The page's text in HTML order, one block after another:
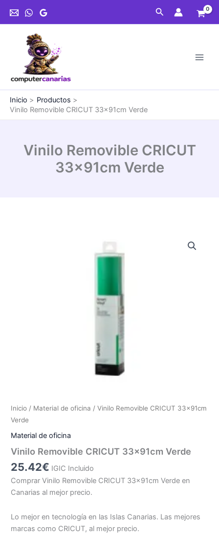
Buscar
Inicio
Productos
Vinilo Removible CRICUT 33x91cm Verde
Vinilo Removible CRICUT
33x91cm Verde
Inicio / Material de oficina / Vinilo Removible CRICUT 33x91cm
Verde
Material de oficina
Vinilo Removible CRICUT 33x91cm Verde
25.42€ IGIC Incluido
Comprar Vinilo Removible CRICUT 33x91cm Verde en
Canarias al mejor precio.
Lo mejor en tecnología en las Islas Canarias. Las mejores
marcas como CRICUT, al mejor precio.
33x91cm
Verde